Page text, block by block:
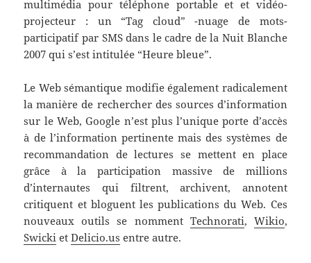
multimédia pour téléphone portable et et vidéo-
projecteur : un “Tag cloud” -nuage de mots-
participatif par SMS dans le cadre de la Nuit Blanche
2007 qui s’est intitulée “Heure bleue”.
Le Web sémantique modifie également radicalement
la manière de rechercher des sources d’information
sur le Web, Google n’est plus l’unique porte d’accès
à de l’information pertinente mais des systèmes de
recommandation de lectures se mettent en place
grâce à la participation massive de millions
d’internautes qui filtrent, archivent, annotent
critiquent et bloguent les publications du Web. Ces
nouveaux outils se nomment Technorati, Wikio,
Swicki etDelicio.us entre autre.